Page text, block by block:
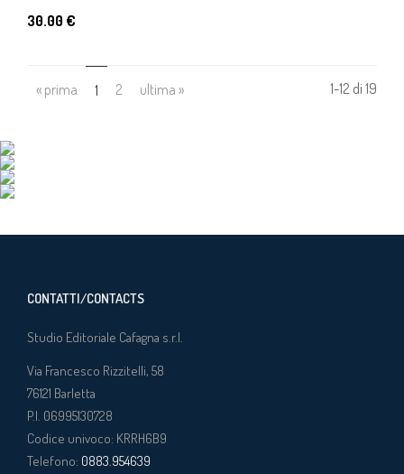
30.00 €
« prima 1 (current)
2 ultima » 1-12 di 19
CONTATTI/CONTACTS
Studio Editoriale Cafagna s.r.l.
Via Francesco Rizzitelli, 58
76121 Barletta
P.I. 06995130728
Codice univoco: KRRH6B9
Telefono: 0883.954639